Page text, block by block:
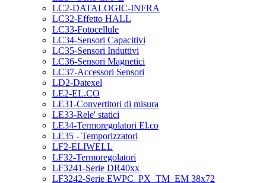
LC2-DATALOGIC-INFRA
LC32-Effetto HALL
LC33-Fotocellule
LC34-Sensori Capacitivi
LC35-Sensori Induttivi
LC36-Sensori Magnetici
LC37-Accessori Sensori
LD2-Datexel
LE2-EL.CO
LE31-Convertitori di misura
LE33-Rele' statici
LE34-Termoregolatori El.co
LE35 - Temporizzatori
LF2-ELIWELL
LF32-Termoregolatori
LF3241-Serie DR40xx
LF3242-Serie EWPC_PX_TM_EM 38x72